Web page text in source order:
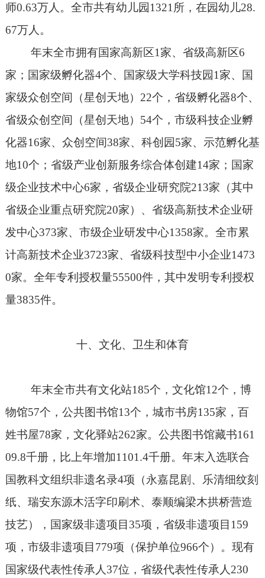
师0.63万人。全市共有幼儿园1321 所，在园幼儿28.
67万人。
年末全市拥有国家高新区1 家、省级高新区6
家；国家级孵化器4个、国家级大学科技园1 家、国
家级众创空间（星创天地） 22个，省级孵化器8个、
省级众创空间（星创天地） 54个，市级科技企业孵
化器16家、众创空间38家、科创园5家、示范孵化基
地10个；省级产业创新服务综合体创建14家；国家
级企业技术中心6家，省级企业研究院213家（其中
省级企业重点研究院20家）、省级高新技术企业研
发中心373家、市级企业研发中心1358家。全市累
计高新技术企业3723家、省级科技型中小企业1473
0家。全年专利授权量55500件，其中发明专利授权
量3835件。
十、文化、卫生和体育
年末全市共有文化站185个，文化馆12个，博
物馆57个，公共图书馆13个，城市书房135家，百
姓书屋78家，文化驿站262家。公共图书馆藏书161
09.8千册，比上年增加1101.4千册。年末入选联合
国教科文组织非遗名录4项（永嘉昆剧、乐清细纹刻
纸、瑞安东源木活字印刷术、泰顺编梁木拱桥营造
技艺），国家级非遗项目 35项，省级非遗项目 159
项，市级非遗项目 779项（保护单位966个）。现有
国家级代表性传承人 37位，省级代表性传承人 230